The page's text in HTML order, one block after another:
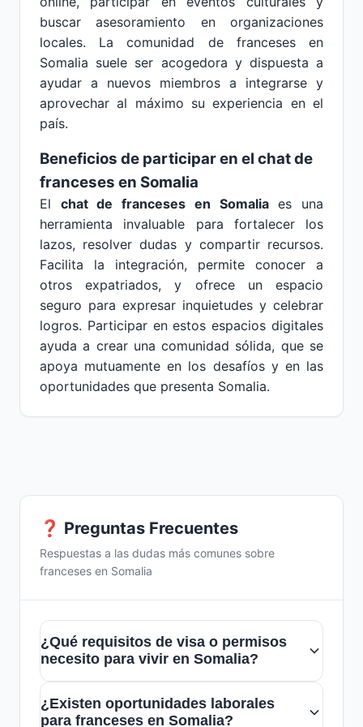
buscar asesoramiento en organizaciones
locales. La comunidad de franceses en
Somalia suele ser acogedora y dispuesta a
ayudar a nuevos miembros a integrarse y
aprovechar al máximo su experiencia en el
país.
Beneficios de participar en el chat de
franceses en Somalia
El chat de franceses en Somaliaes una
herramienta invaluable para fortalecer los
lazos, resolver dudas y compartir recursos.
Facilita la integración, permite conocer a
otros expatriados, y ofrece un espacio
seguro para expresar inquietudes y celebrar
logros. Participar en estos espacios digitales
ayuda a crear una comunidad sólida, que se
apoya mutuamente en los desafíos y en las
oportunidades que presenta Somalia.
❓ Preguntas Frecuentes
Respuestas a las dudas más comunes sobre
franceses en Somalia
¿Qué requisitos de visa o permisos
necesito para vivir en Somalia?
franceses deben solicitar una visa de
¿Existen oportunidades laborales
para franceses en Somalia?